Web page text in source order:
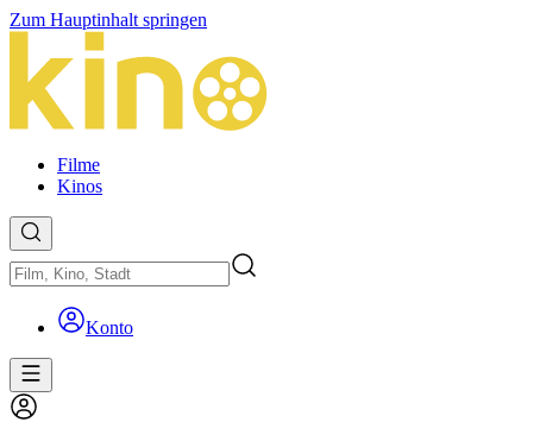
Zum Hauptinhalt springen
Filme
Kinos
Konto